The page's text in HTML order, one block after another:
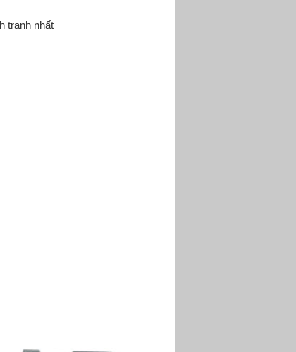
tranh nhất